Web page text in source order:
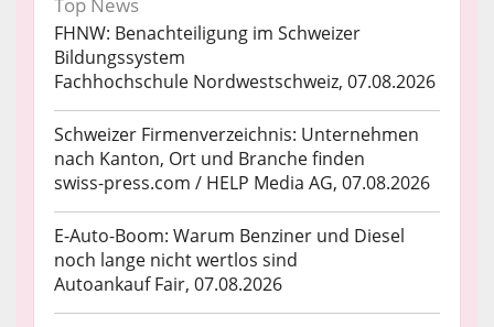
Top News
FHNW: Benachteiligung im Schweizer
Bildungssystem
Fachhochschule Nordwestschweiz, 07.08.2026
Schweizer Firmenverzeichnis: Unternehmen
nach Kanton, Ort und Branche finden
swiss-press.com / HELP Media AG, 07.08.2026
E-Auto-Boom: Warum Benziner und Diesel
noch lange nicht wertlos sind
Autoankauf Fair, 07.08.2026